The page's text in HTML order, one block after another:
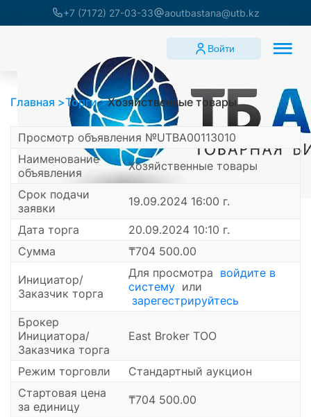
+7 (7172) 27-03-33 aoutbastana@utb.kz
Войти
Главная Торги Хозяйственные товары
Просмотр объявления №UTBA00113010
Наименование
объявления
Хозяйственные товары
Срок подачи
заявки
19.09.2024 16:00 г.
Дата торга
20.09.2024 10:10 г.
Сумма
₸704 500.00
Инициатор/
Заказчик торга
Для просмотра войдите в
систему или
зарегестрируйтесь
Брокер
Инициатора/
Заказчика торга
East Broker ТОО
Режим торговли
Стандартный аукцион
Cтартовая цена
за единицу
₸704 500.00